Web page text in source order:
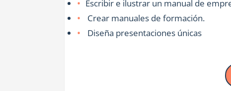
Escribir e ilustrar un manual de
Crear manuales de formación.
Diseña presentaciones únicas